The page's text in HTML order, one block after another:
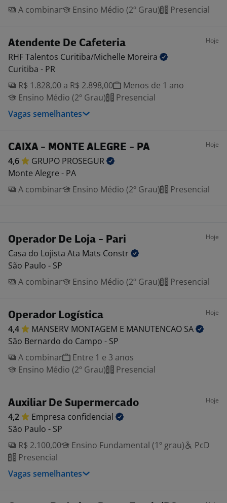
A combinar
Ensino Médio (2º Grau) Presencial
Atendente De Cafeteria Hoje
RHF Talentos Curitiba/Michelle Moreira
Curitiba - PR
R$ 1.828,00 a R$ 2.898,00
Menos de 1 ano
Ensino Médio (2º Grau)
Presencial
Vagas semelhantes
CAIXA - MONTE ALEGRE - PA Hoje
4,6 GRUPO PROSEGUR
Monte Alegre - PA
A combinar
Ensino Médio (2º Grau) Presencial
Operador De Loja - Pari Hoje
Casa do Lojista Ata Mats Constr
São Paulo - SP
A combinar
Ensino Médio (2º Grau) Presencial
Operador Logística Hoje
4,4 MANSERV MONTAGEM E MANUTENCAO SA
São Bernardo do Campo - SP
A combinar
Entre 1 e 3 anos
Ensino Médio (2º Grau)
Presencial
Auxiliar De Supermercado Hoje
4,2 Empresa confidencial
São Paulo - SP
R$ 2.100,00
Ensino Fundamental (1º grau)
PcD
Presencial
Vagas semelhantes